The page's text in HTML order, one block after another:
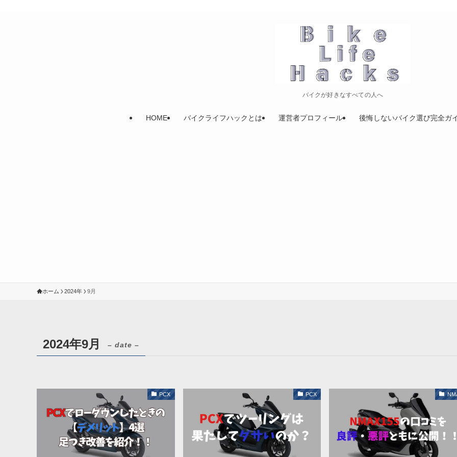
バイクが好きなすべての人へ
HOME バイクライフハックとは 運営者プロフィール 後悔しないバイク選び完全ガ
ホーム 2024年 9月
2024年9月 – date –
PCX PCX